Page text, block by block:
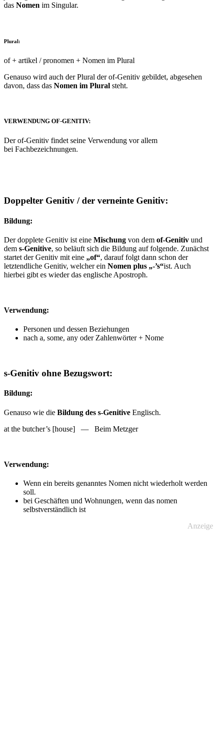
das Nomen im Singular.
Plural:
of + artikel / pronomen + Nomen im Plural
Genauso wird auch der Plural der of-Genitiv gebildet, abgesehen
davon, dass das Nomen im Plural steht.
VERWENDUNG OF-GENITIV:
Der of-Genitiv findet seine Verwendung vor allem
bei Fachbezeichnungen.
Doppelter Genitiv / der verneinte Genitiv:
Bildung:
Der dopplete Genitiv ist eine Mischung von dem of-Genitiv und
dem s-Genitive, so beläuft sich die Bildung auf folgende. Zunächst
startet der Genitiv mit eine „of“, darauf folgt dann schon der
letztendliche Genitiv, welcher ein Nomen plus „-’s“ist. Auch
hierbei gibt es wieder das englische Apostroph.
Verwendung:
Personen und dessen Beziehungen
nach a, some, any oder Zahlenwörter + Nome
s-Genitiv ohne Bezugswort:
Bildung:
Genauso wie die Bildung des s-Genitive Englisch.
at the butcher’s [house] — Beim Metzger
Verwendung:
Wenn ein bereits genanntes Nomen nicht wiederholt werden
soll.
bei Geschäften und Wohnungen, wenn das nomen
selbstverständlich ist
Anzeige